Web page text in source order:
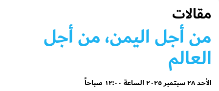
مقالات
من أجل اليمن، من أجل
العالم
الأحد ٢٨ سبتمبر ٢٠٢٥ الساعة ١٢:٠٠ صباحاً